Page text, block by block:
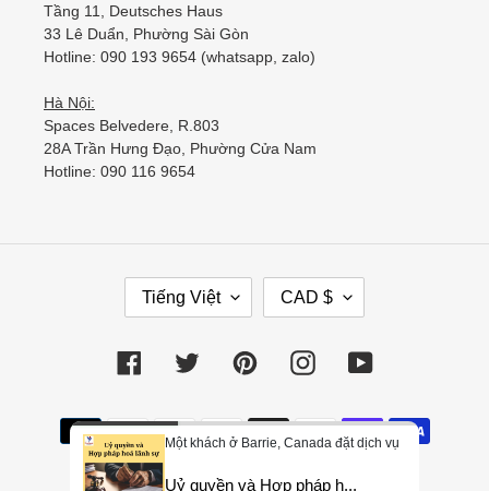
Tầng 11, Deutsches Haus
33 Lê Duẩn, Phường Sài Gòn
Hotline: 090 193 9654 (whatsapp, zalo)
Hà Nội:
Spaces Belvedere, R.803
28A Trần Hưng Đạo, Phường Cửa Nam
Hotline: 090 116 9654
Tiếng Việt CAD $
FacebookTwitter PinterestInstagramYouTube
Một khách ở Barrie, Canada đặt dịch vụ
Uỷ quyền và Hợp pháp h...